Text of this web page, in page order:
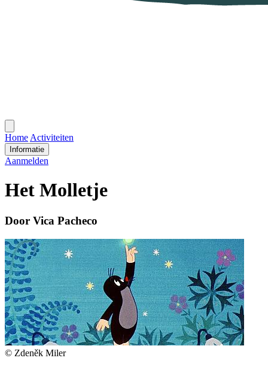
menu
Home Activiteiten
Informatie
Aanmelden
Het Molletje
Door Vica Pacheco
© Zdeněk Miler